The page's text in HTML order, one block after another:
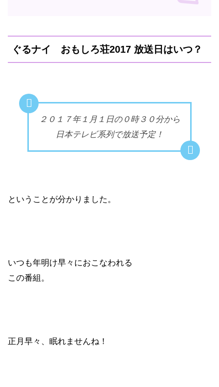
ぐるナイ おもしろ荘2017 放送日はいつ？
２０１７年１月１日の０時３０分から
日本テレビ系列で放送予定！
ということが分かりました。
いつも年明け早々におこなわれる
この番組。
正月早々、眠れませんね！